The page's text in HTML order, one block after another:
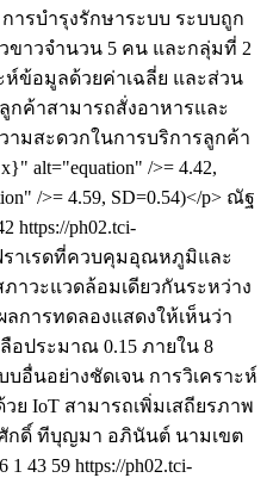
ารบำรุงรักษาระบบ ระบบถูก
ขาวจำนวน 5 คน และกลุ่มที่ 2
ห์ข้อมูลด้วยค่าเฉลี่ย และส่วน
กค้าสามารถสั่งอาหารและ
ามสะดวกในการบริการลูกค้า
alt="equation" />= 4.42,
/>= 4.59, SD=0.54)</p> ณัฐ
https://ph02.tci-
ราเรดที่ควบคุมอุณหภูมิและ
าวะแวดล้อมเดียวกันระหว่าง
ลการทดลองแสดงให้เห็นว่า
อประมาณ 0.15 ภายใน 8
อื่นอย่างชัดเจน การวิเคราะห์
ย IoT สามารถเพิ่มเสถียรภาพ
กดิ์ ทีบุญมา อภินันต์ นามเขต
6 1 43 59 https://ph02.tci-